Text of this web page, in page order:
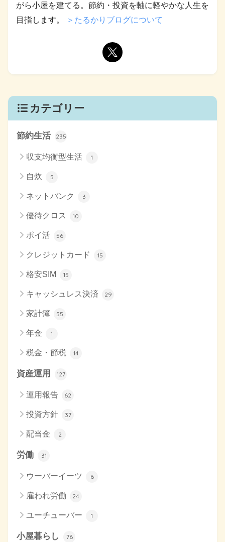
がら小屋を建てる。節約・投資を軸に軽やかな人生を
目指します。
＞たるかりブログについて
カテゴリー
節約生活 235
収支均衡型生活 1
自炊 5
ネットバンク 3
優待クロス 10
ポイ活 56
クレジットカード 15
格安SIM 15
キャッシュレス決済 29
家計簿 55
年金 1
税金・節税 14
資産運用 127
運用報告 62
投資方針 37
配当金 2
労働 31
ウーバーイーツ 6
雇われ労働 24
ユーチューバー 1
小屋暮らし 76